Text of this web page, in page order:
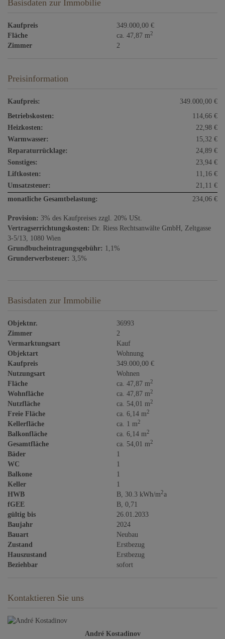
Basisdaten zur Immobilie
Kaufpreis
349.000,00 €
Fläche
ca. 47,87 m2
Zimmer 2
Preisinformation
Kaufpreis:
349.000,00 €
Betriebskosten:
114,66 €
Heizkosten:
22,98 €
Warmwasser:
15,32 €
Reparaturrücklage:
24,89 €
Sonstiges:
23,94 €
Liftkosten:
11,16 €
Umsatzsteuer:
21,11 €
monatliche Gesamtbelastung:
234,06 €
Provision: 3% des Kaufpreises zzgl. 20% USt.
Vertragserrichtungskosten: Dr. Riess Rechtsanwälte GmbH, Zeltgasse
3-5/13, 1080 Wien
Grundbucheintragungsgebühr: 1,1%
Grunderwerbsteuer: 3,5%
Basisdaten zur Immobilie
Objektnr.
36993
Zimmer
2
Vermarktungsart
Kauf
Objektart
Wohnung
Kaufpreis
349.000,00 €
Nutzungsart
Wohnen
Fläche
ca. 47,87 m2
Wohnfläche ca. 47,87 m2
Nutzfläche ca. 54,01 m2
Freie Fläche ca. 6,14 m2
Kellerfläche ca. 1 m2
Balkonfläche ca. 6,14 m2
Gesamtfläche ca. 54,01 m2
Bäder
1
WC
1
Balkone
1
Keller
1
HWB
B, 30.3 kWh/m2a
fGEE
B, 0,71
gültig bis
26.01.2033
Baujahr
2024
Bauart
Neubau
Zustand
Erstbezug
Hauszustand
Erstbezug
Beziehbar
sofort
Kontaktieren Sie uns
André Kostadinov